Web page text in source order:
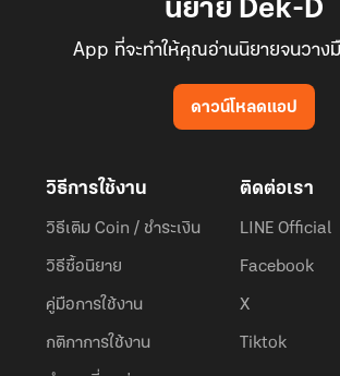
นิยาย Dek-D
App ที่จะทำให้คุณอ่านนิยายจนวาง
ดาวน์โหลดแอป
วิธีการใช้งาน
วิธีเติม Coin / ชำระเงิน
วิธีซื้อนิยาย
คู่มือการใช้งาน
กติกาการใช้งาน
ติดต่อเรา
LINE Official
Facebook
X
Tiktok